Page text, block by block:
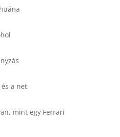
és a net
mint egy Ferrari